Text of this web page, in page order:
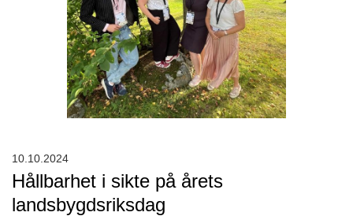
Hållbarhet i sikte på årets
landsbygdsriksdag
10.10.2024